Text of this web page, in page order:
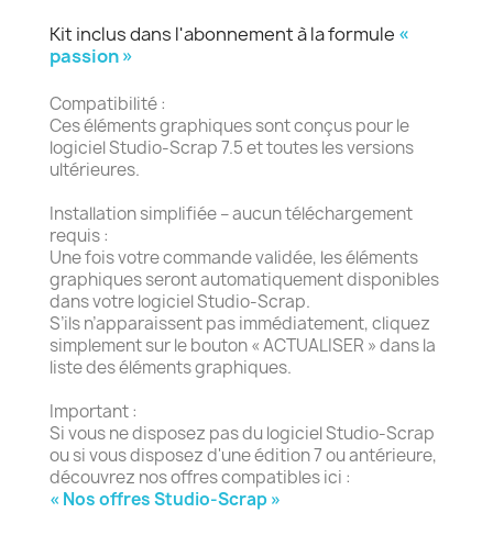
Kit inclus dans l'abonnement à la formule «
passion »
Compatibilité :
Ces éléments graphiques sont conçus pour le
logiciel Studio-Scrap 7.5 et toutes les versions
ultérieures.
Installation simplifiée – aucun téléchargement
requis :
Une fois votre commande validée, les éléments
graphiques seront automatiquement disponibles
dans votre logiciel Studio-Scrap.
S’ils n’apparaissent pas immédiatement, cliquez
simplement sur le bouton « ACTUALISER » dans la
liste des éléments graphiques.
Important :
Si vous ne disposez pas du logiciel Studio-Scrap
ou si vous disposez d'une édition 7 ou antérieure,
découvrez nos offres compatibles ici :
« Nos offres Studio-Scrap »